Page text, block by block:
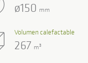
Volumen calefactable
267 m3
ø150 mm